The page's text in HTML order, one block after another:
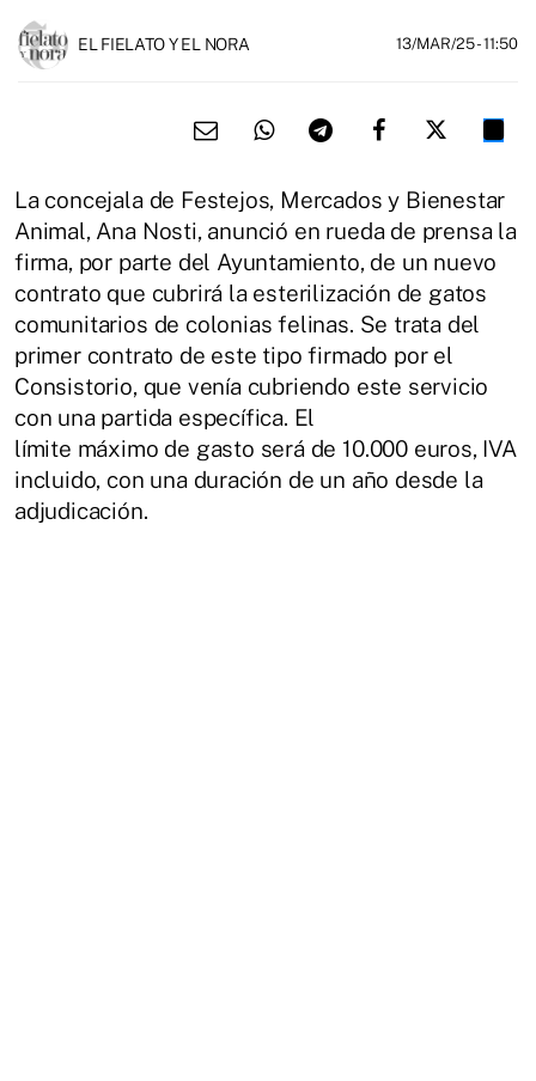
EL FIELATO Y EL NORA 13/MAR/25- 11:50
La concejala de Festejos, Mercados y Bienestar
Animal, Ana Nosti, anunció en rueda de prensa la
firma, por parte del Ayuntamiento, de un nuevo
contrato que cubrirá la esterilización de gatos
comunitarios de colonias felinas. Se trata del
primer contrato de este tipo firmado por el
Consistorio, que venía cubriendo este servicio
con una partida específica. El
límite máximo de gasto será de 10.000 euros, IVA
incluido, con una duración de un año desde la
adjudicación.